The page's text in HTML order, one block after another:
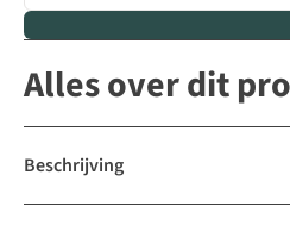
Alles over dit
Beschrijving